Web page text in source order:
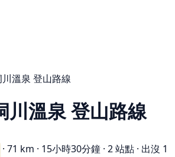
溫泉 登山路線
川溫泉 登山路線
· 71 km · 15小時30分鐘 · 2 站點 · 出沒 1